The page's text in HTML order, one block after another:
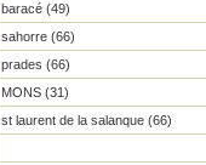
baracé (49)
sahorre (66)
prades (66)
MONS (31)
st laurent de la salanque (66)